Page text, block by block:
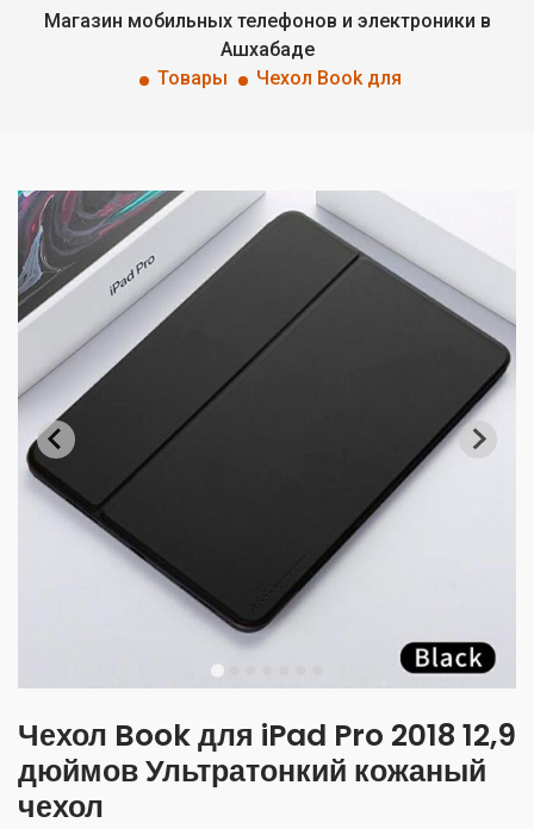
Магазин мобильных телефонов и электроники в
Ашхабаде
Товары
Чехол Book для
Чехол Book для iPad Pro 2018 12,9
дюймов Ультратонкий кожаный
чехол